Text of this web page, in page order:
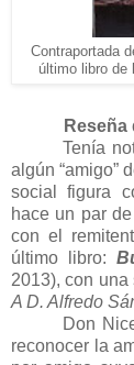
Contraportada
último libro de
Tenía
algún “amigo”
social figura
hace un par
con el
último libro:
2013), con
A D. Alfredo
Don
reconocer la